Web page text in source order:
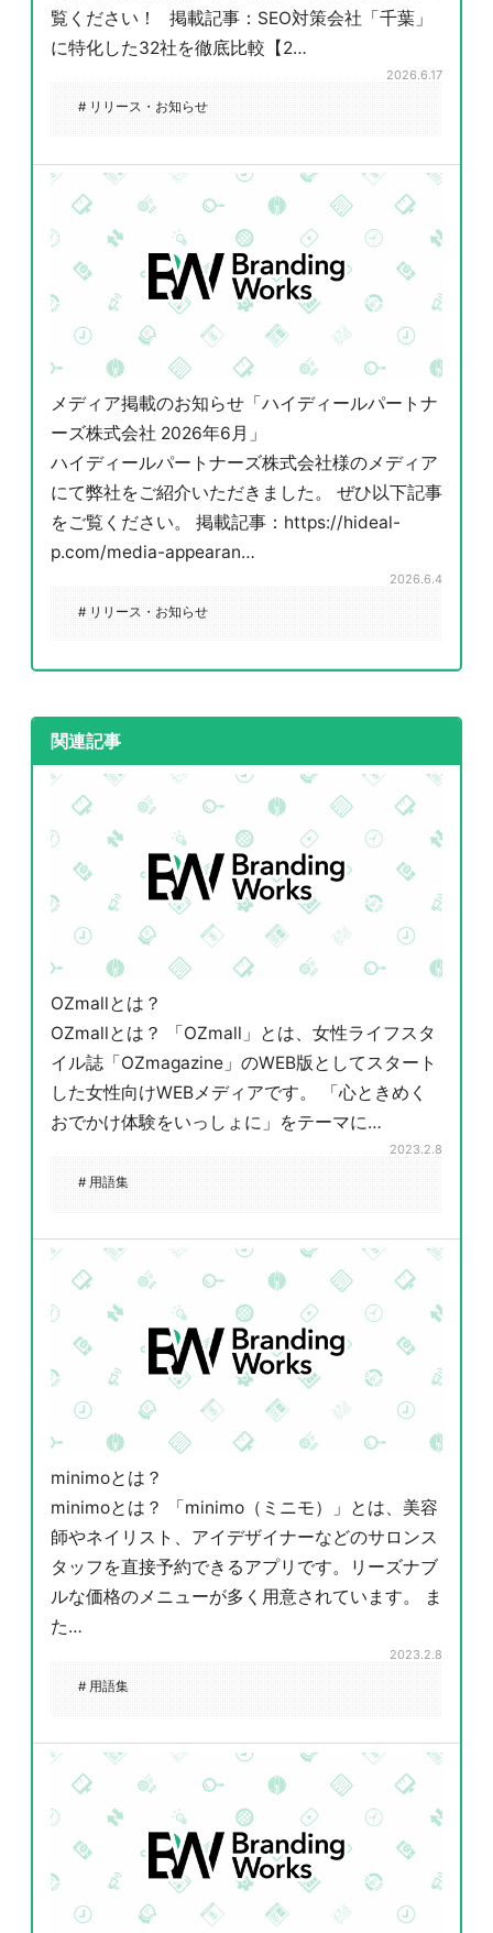
覧ください！ 掲載記事：SEO対策会社「千葉」
に特化した32社を徹底比較【2…
2026.6.17
# リリース・お知らせ
メディア掲載のお知らせ「ハイディールパートナ
ーズ株式会社 2026年6月」
ハイディールパートナーズ株式会社様のメディア
にて弊社をご紹介いただきました。 ぜひ以下記事
をご覧ください。 掲載記事：https://hideal-
p.com/media-appearan…
2026.6.4
# リリース・お知らせ
関連記事
OZmallとは？
OZmallとは？ 「OZmall」とは、女性ライフスタ
イル誌「OZmagazine」のWEB版としてスタート
した女性向けWEBメディアです。 「心ときめく
おでかけ体験をいっしょに」をテーマに…
2023.2.8
# 用語集
minimoとは？
minimoとは？ 「minimo（ミニモ）」とは、美容
師やネイリスト、アイデザイナーなどのサロンス
タッフを直接予約できるアプリです。リーズナブ
ルな価格のメニューが多く用意されています。 ま
た…
2023.2.8
# 用語集